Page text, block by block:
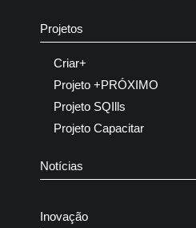
Projetos
Criar+
Projeto +PRÓXIMO
Projeto SQIlls
Projeto Capacitar
Notícias
Inovação